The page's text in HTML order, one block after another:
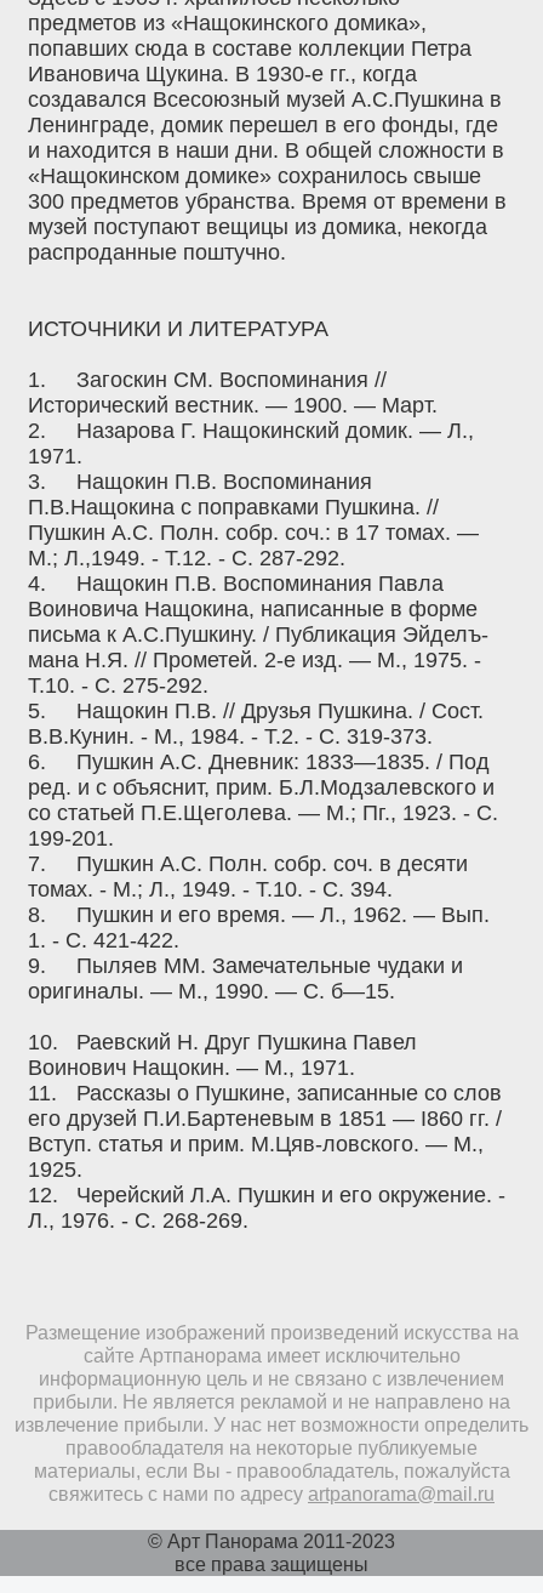
предметов из «Нащокинского домика»,
попавших сюда в составе коллекции Петра
Ивановича Щукина. В 1930-е гг., когда
создавался Всесоюзный музей А.С.Пушкина в
Ленинграде, домик перешел в его фонды, где
и находится в наши дни. В общей сложности в
«Нащокинском домике» сохранилось свыше
300 предметов убранства. Время от времени в
музей поступают вещицы из домика, некогда
распроданные поштучно.
ИСТОЧНИКИ И ЛИТЕРАТУРА
1.
Загоскин СМ. Воспоминания //
Исторический вестник. — 1900. — Март.
2.
Назарова Г. Нащокинский домик. — Л.,
1971.
3.
Нащокин П.В. Воспоминания
П.В.Нащокина с поправками Пушкина. //
Пушкин А.С. Полн. собр. соч.: в 17 томах. —
М.; Л.,1949. - Т.12. - С. 287-292.
4.
Нащокин П.В. Воспоминания Павла
Воиновича Нащокина, написанные в форме
письма к А.С.Пушкину. / Публикация Эйделъ-
мана Н.Я. // Прометей. 2-е изд. — М., 1975. -
Т.10. - С. 275-292.
5.
Нащокин П.В. // Друзья Пушкина. / Сост.
В.В.Кунин. - М., 1984. - Т.2. - С. 319-373.
6.
Пушкин А.С. Дневник: 1833—1835. / Под
ред. и с объяснит, прим. Б.Л.Модзалевского и
со статьей П.Е.Щеголева. — М.; Пг., 1923. - С.
199-201.
7.
Пушкин А.С. Полн. собр. соч. в десяти
томах. - М.; Л., 1949. - Т.10. - С. 394.
8.
Пушкин и его время. — Л., 1962. — Вып.
1. - С. 421-422.
9.
Пыляев ММ. Замечательные чудаки и
оригиналы. — М., 1990. — С. б—15.
10.
Раевский Н. Друг Пушкина Павел
Воинович Нащокин. — М., 1971.
11.
Рассказы о Пушкине, записанные со слов
его друзей П.И.Бартеневым в 1851 — I860 гг. /
Вступ. статья и прим. М.Цяв-ловского. — М.,
1925.
12.
Черейский Л.А. Пушкин и его окружение. -
Л., 1976. - С. 268-269.
Размещение изображений произведений искусства на
сайте Артпанорама имеет исключительно
информационную цель и не связано с извлечением
прибыли. Не является рекламой и не направлено на
извлечение прибыли. У нас нет возможности определить
правообладателя на некоторые публикуемые
материалы, если Вы - правообладатель, пожалуйста
свяжитесь с нами по адресу artpanorama@mail.ru
© Арт Панорама 2011-2023
все права защищены